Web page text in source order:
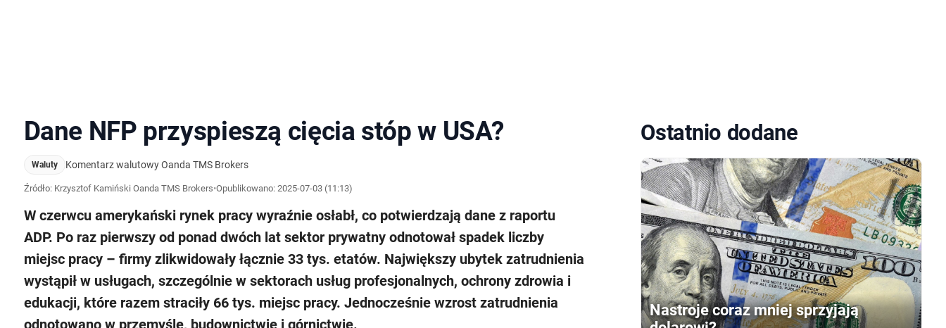
Dane NFP przyspieszą cięcia stóp w USA?
Waluty Komentarz walutowy Oanda TMS Brokers
Źródło: Krzysztof Kamiński Oanda TMS Brokers•Opublikowano: 2025-07-03 (11:13)
W czerwcu amerykański rynek pracy wyraźnie osłabł, co potwierdzają dane z raportu
ADP. Po raz pierwszy od ponad dwóch lat sektor prywatny odnotował spadek liczby
miejsc pracy – firmy zlikwidowały łącznie 33 tys. etatów. Największy ubytek zatrudnienia
wystąpił w usługach, szczególnie w sektorach usług profesjonalnych, ochrony zdrowia i
edukacji, które razem straciły 66 tys. miejsc pracy. Jednocześnie wzrost zatrudnienia
odnotowano w przemyśle, budownictwie i górnictwie.
Ostatnio dodane
Nastroje coraz mniej sprzyjają